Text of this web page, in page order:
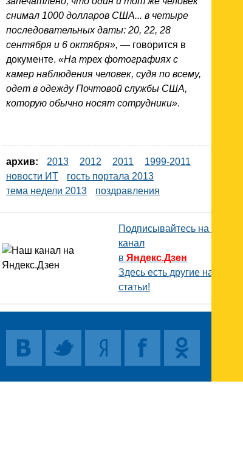
снимал 1000 долларов США... в четыре
последовательных даты: 20, 22, 28
сентября и 6 октября», — говорится в
документе. «На трех фотографиях с
камер наблюдения человек, судя по всему,
одет в одежду Почтовой службы США,
которую обычно носят сотрудники».
архив: 2013 2012 2011
1999-2011
новости ИТ
гость портала 2013
тема недели 2013
поздравления
Подписывайтесь на наш
канал
в Яндекс.Дзен
Здесь есть другие наши
статьи!